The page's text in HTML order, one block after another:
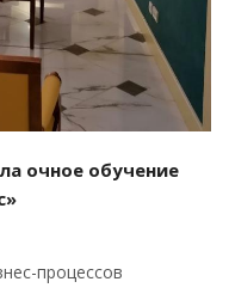
очное обучение
процессов